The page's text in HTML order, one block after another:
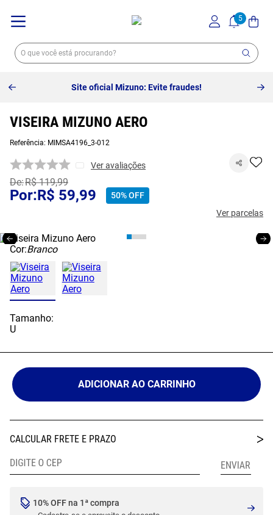
Site oficial Mizuno: Evite fraudes!
VISEIRA MIZUNO AERO
Referência: MIMSA4196_3-012
Ver avaliações
R$ 119,99
R$ 59,99 50%OFF
Ver parcelas
Cor:Branco
Tamanho:
U
ADICIONAR AO CARRINHO
10% OFF na 1ª compra